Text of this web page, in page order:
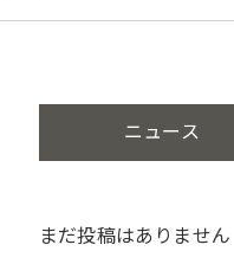
ニュース
まだ投稿はありません